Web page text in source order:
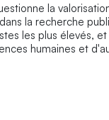
la
la recherche
les plus élevés,
humaines et